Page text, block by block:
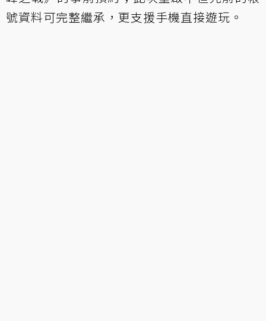
號資料可完整繼承，更支援手機直接遊玩。